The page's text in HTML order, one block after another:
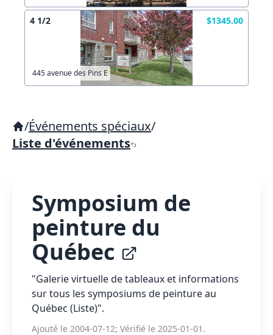
4 1/2 $1345.00
445 avenue des Pins E
/Événements spéciaux/
Liste d'événements
Symposium de
peinture du
Québec
"Galerie virtuelle de tableaux et informations
sur tous les symposiums de peinture au
Québec (Liste)".
Ajouté le 2004-07-12; Vérifié le 2025-01-01.